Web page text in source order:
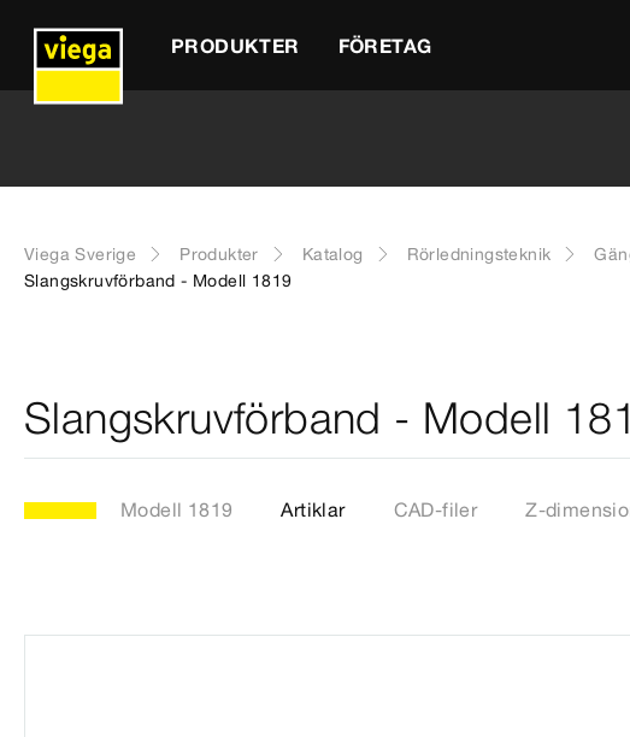
PRODUKTER FÖRETAG
Viega Sverige Produkter Katalog Rörledningsteknik
Slangskruvförband - Modell 1819
Slangskruvförband - Modell
Modell 1819 Artiklar CAD-filer Z-